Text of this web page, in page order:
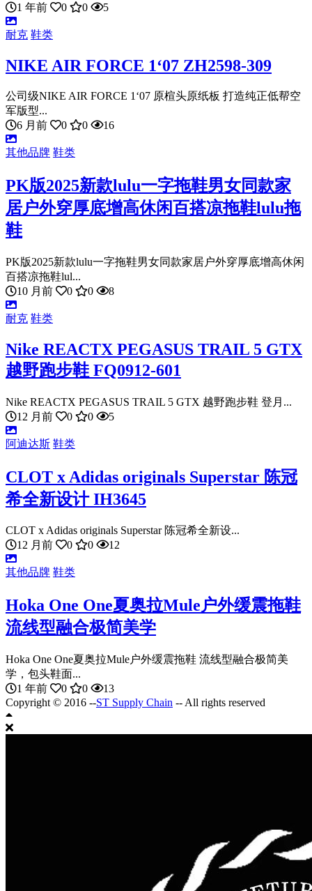
1 年前
0 0 5
耐克 鞋类
NIKE AIR FORCE 1‘07 ZH2598-309
公司级NIKE AIR FORCE 1‘07 原楦头原纸板 打造纯正低帮空
军版型...
6 月前
0 0 16
其他品牌 鞋类
PK版2025新款lulu一字拖鞋男女同款家
居户外穿厚底增高休闲百搭凉拖鞋lulu拖
鞋
PK版2025新款lulu一字拖鞋男女同款家居户外穿厚底增高休闲
百搭凉拖鞋lul...
10 月前
0 0 8
耐克 鞋类
Nike REACTX PEGASUS TRAIL 5 GTX
越野跑步鞋 FQ0912-601
Nike REACTX PEGASUS TRAIL 5 GTX 越野跑步鞋 登月...
12 月前
0 0 5
阿迪达斯 鞋类
CLOT x Adidas originals Superstar 陈冠
希全新设计 IH3645
CLOT x Adidas originals Superstar 陈冠希全新设...
12 月前
0 0 12
其他品牌 鞋类
Hoka One One夏奥拉Mule户外缓震拖鞋
流线型融合极简美学
Hoka One One夏奥拉Mule户外缓震拖鞋 流线型融合极简美
学，包头鞋面...
1 年前
0 0
13
Copyright © 2016 --ST Supply Chain -- All rights reserved